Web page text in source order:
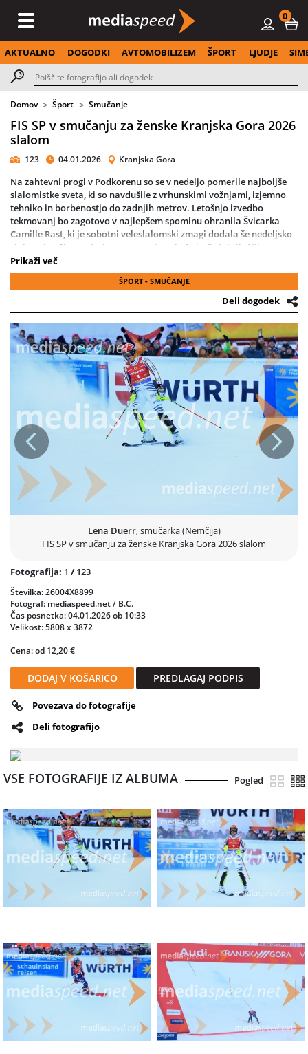
0
AKTUALNO DOGODKI AVTOMOBILIZEM ŠPORT LJUDJE
Domov Šport Smučanje
FIS SP v smučanju za ženske Kranjska Gora 2026
slalom
123 04.01.2026 Kranjska Gora
Na zahtevni progi v Podkorenu so se v nedeljo pomerile najboljše
slalomistke sveta, ki so navdušile z vrhunskimi vožnjami, izjemno
tehniko in borbenostjo do zadnjih metrov. Letošnjo izvedbo
tekmovanj bo zagotovo v najlepšem spominu ohranila Švicarka
Camille Rast, ki je sobotni veleslalomski zmagi dodala še nedeljsko
slalomsko. Slovenske barve so zastopale Anja Oplotnik, Nika
Tomšič, Caterina Sinigoi, Lila Lapanja in Ana Bucik Jogan.
Prikaži več
ŠPORT - SMUČANJE
Deli dogodek
Lena Duerr, smučarka (Nemčija)
FIS SP v smučanju za ženske Kranjska Gora 2026 slalom
Prejšnja
Fotografija: 1 /123
Številka: 26004X8899
Fotograf: mediaspeed.net / B.C.
Čas posnetka: 04.01.2026 ob 10:33
Velikost: 5808 x 3872
Cena: od 12,20 €
DODAJ V KOŠARICO PREDLAGAJ PODPIS
Povezava do fotografije
Deli fotografijo
VSE FOTOGRAFIJE IZ ALBUMA Pogled